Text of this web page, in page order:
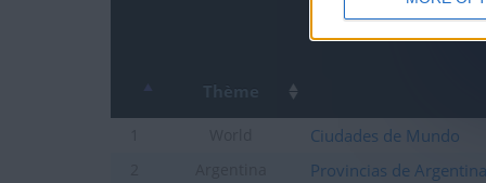
Thème
Ciudades de Mundo
Provincias de Argentina